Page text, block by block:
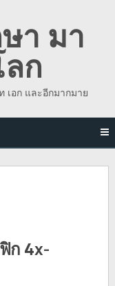
า มา
ก
อก และอีกมากมาย
ก 4x-